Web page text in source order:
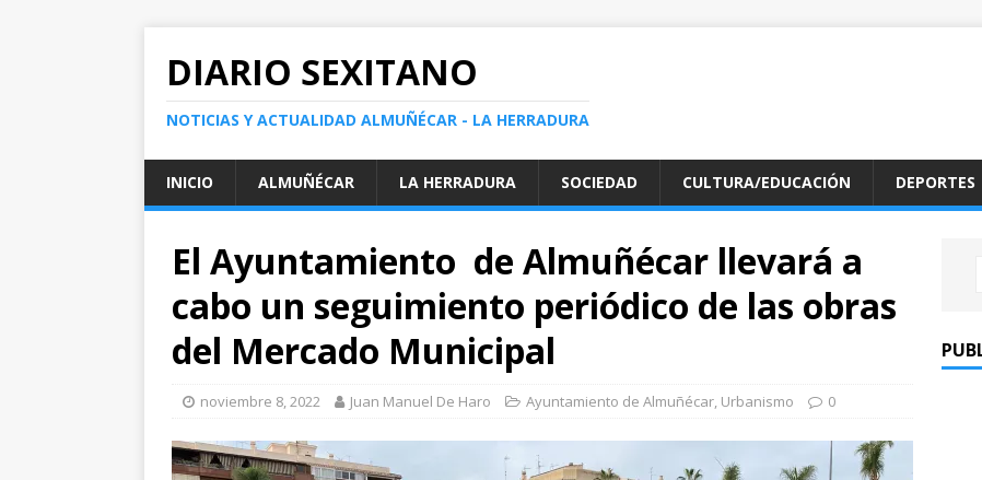
DIARIO SEXITANO
NOTICIAS Y ACTUALIDAD ALMUÑÉCAR - LA HERRADURA
INICIO ALMUÑÉCAR LA HERRADURA SOCIEDAD CULTURA/EDUCACIÓN DEPORTES
El Ayuntamiento de Almuñécar llevará a
cabo un seguimiento periódico de las obras
del Mercado Municipal
noviembre 8, 2022 Juan Manuel De Haro Ayuntamiento de Almuñécar, Urbanismo 0